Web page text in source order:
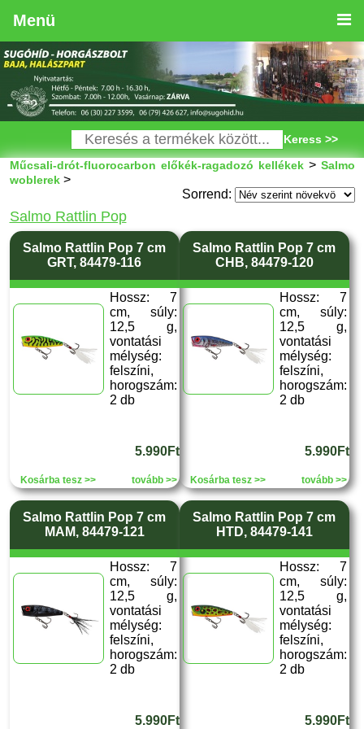
Menü
Keress >>
Műcsali-drót-fluorocarbon előkék-ragadozó kellékek> Salmo
woblerek>
Sorrend:
Salmo Rattlin Pop
Salmo Rattlin Pop 7 cm
GRT, 84479-116
Hossz: 7
cm, súly:
12,5 g,
vontatási
mélység:
felszíni,
horogszám:
2 db
5.990Ft
Kosárba tesz >> tovább >>
Salmo Rattlin Pop 7 cm
CHB, 84479-120
Hossz: 7
cm, súly:
12,5 g,
vontatási
mélység:
felszíni,
horogszám:
2 db
5.990Ft
Kosárba tesz >> tovább >>
Salmo Rattlin Pop 7 cm
MAM, 84479-121
Hossz: 7
cm, súly:
12,5 g,
vontatási
mélység:
felszíni,
horogszám:
2 db
5.990Ft
Salmo Rattlin Pop 7 cm
HTD, 84479-141
Hossz: 7
cm, súly:
12,5 g,
vontatási
mélység:
felszíni,
horogszám:
2 db
5.990Ft